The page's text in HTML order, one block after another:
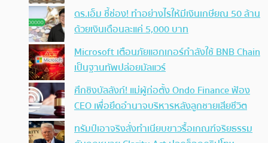
ดร.เอ็ม ชี้ช่อง! ทำอย่างไรให้มีเงินเกษียณ 50 ล้าน
ด้วยเงินเดือนละแค่ 5,000 บาท
Microsoft เตือนภัยแฮกเกอร์กำลังใช้ BNB Chain
เป็นฐานทัพปล่อยมัลแวร์
ศึกชิงบัลลังก์! แม่ผู้ก่อตั้ง Ondo Finance ฟ้อง
CEO เพื่อยึดอำนาจบริหารหลังลูกชายเสียชีวิต
ทรัมป์เอาจริง สั่งทำเนียบขาวรื้อเกณฑ์จริยธรรม